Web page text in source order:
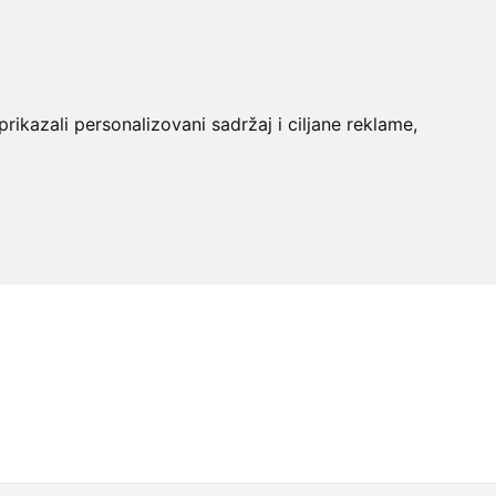
personalizovani sadržaj i ciljane reklame,